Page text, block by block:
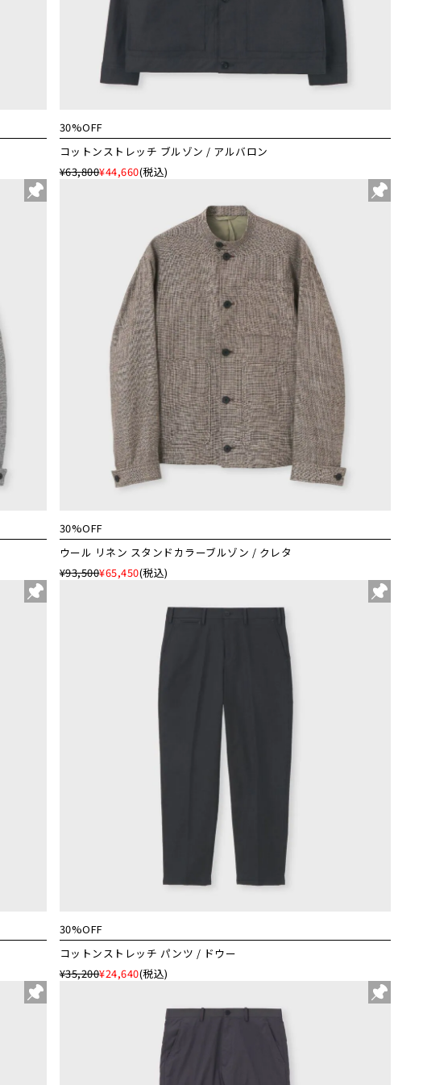
30%OFF
コットンストレッチ ブルゾン / アルバロン
¥63,800¥44,660(税込)
30%OFF
ウール リネン スタンドカラーブルゾン / クレタ
¥93,500¥65,450(税込)
30%OFF
コットンストレッチ パンツ / ドウー
¥35,200¥24,640(税込)